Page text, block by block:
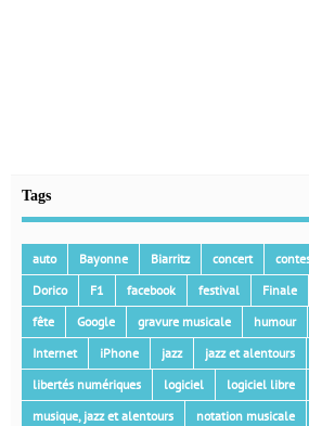
Tags
auto Bayonne Biarritz concert
Dorico
F1 facebook festival Finale
fête
Google gravure musicale humour
Internet
iPhone jazz jazz et alentours
libertés numériques
logiciel logiciel libre
musique, jazz et alentours
notation musicale